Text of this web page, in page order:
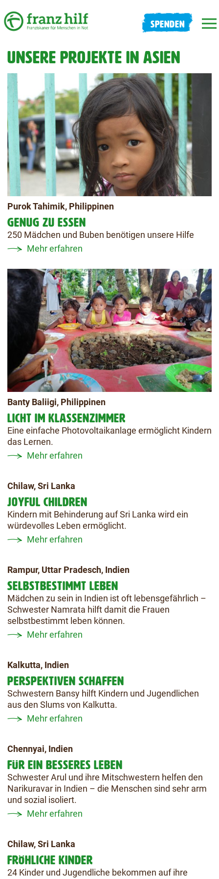
SPENDEN
UNSERE PROJEKTE IN ASIEN
Purok Tahimik, Philippinen
GENUG ZU ESSEN
250 Mädchen und Buben benötigen unsere Hilfe
Mehr erfahren
Banty Baliigi, Philippinen
LICHT IM KLASSENZIMMER
Eine einfache Photovoltaikanlage ermöglicht Kindern
das Lernen.
Mehr erfahren
Chilaw, Sri Lanka
JOYFUL CHILDREN
Kindern mit Behinderung auf Sri Lanka wird ein
würdevolles Leben ermöglicht.
Mehr erfahren
Rampur, Uttar Pradesch, Indien
SELBSTBESTIMMT LEBEN
Mädchen zu sein in Indien ist oft lebensgefährlich –
Schwester Namrata hilft damit die Frauen
selbstbestimmt leben können.
Mehr erfahren
Kalkutta, Indien
PERSPEKTIVEN SCHAFFEN
Schwestern Bansy hilft Kindern und Jugendlichen
aus den Slums von Kalkutta.
Mehr erfahren
Chennyai, Indien
FÜR EIN BESSERES LEBEN
Schwester Arul und ihre Mitschwestern helfen den
Narikuravar in Indien – die Menschen sind sehr arm
und sozial isoliert.
Mehr erfahren
Chilaw, Sri Lanka
FRÖHLICHE KINDER
24 Kinder und Jugendliche bekommen auf ihre